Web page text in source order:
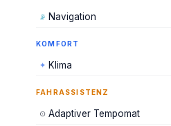
📡 Navigation
KOMFORT
✦ Klima
FAHRASSISTENZ
⊙ Adaptiver Tempomat